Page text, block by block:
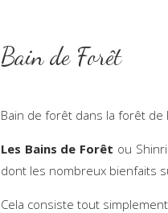
Bain de Forêt
Bain de forêt dans la forêt de
Les Bains de Forêt ou
dont les nombreux bienfaits
Cela consiste tout